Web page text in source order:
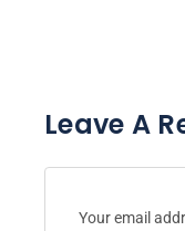
Leave A
Your email